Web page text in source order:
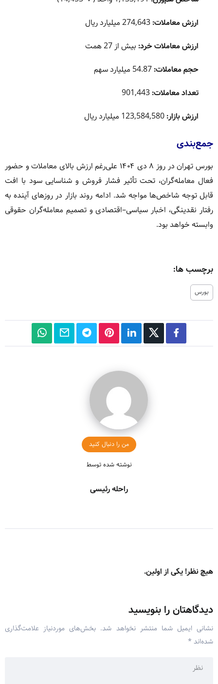
ارزش معاملات:
ارزش معاملات خرد: بیش از 27 همت
حجم معاملات:
تعداد معاملات:
ارزش بازار:
جمع‌بندی
بورس تهران در روز ۸ دی ۱۴۰۴ علی‌رغم ارزش بالای معاملات و حضور
فعال معامله‌گران، تحت تأثیر فشار فروش و شناسایی سود با افت
قابل توجه شاخص‌ها مواجه شد. ادامه روند بازار در روزهای آینده به
رفتار نقدینگی، اخبار سیاسی–اقتصادی و تصمیم معامله‌گران حقوقی
وابسته خواهد بود.
برچسب ها:
بورس
من را دنبال کنید
نوشته شده توسط
راحله رئیسی
هیچ نظر! یکی از اولین.
دیدگاهتان را بنویسید
نشانی ایمیل شما منتشر نخواهد شد. بخش‌های موردنیاز علامت‌گذاری
شده‌اند *